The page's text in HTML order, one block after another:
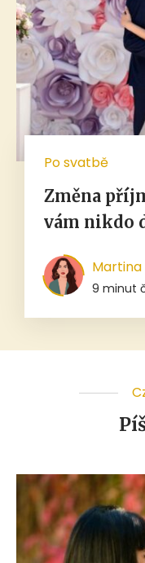
Po svatbě
Změna
vám nikdo
9 minut